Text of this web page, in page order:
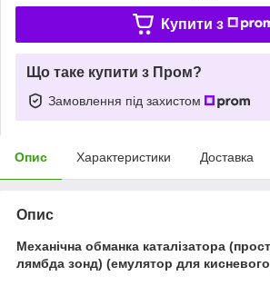
Купити з
Що таке купити з Пром?
Замовлення під захистом
Опис Характеристики Доставка
Опис
Механічна обманка каталізатора
лямбда зонд) (емулятор для